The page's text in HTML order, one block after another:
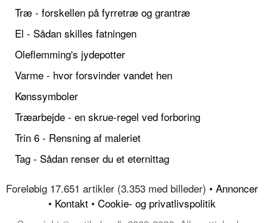
Træ - forskellen på fyrretræ og grantræ
El - Sådan skilles fatningen
Oleflemming's jydepotter
Varme - hvor forsvinder vandet hen
Kønssymboler
Træarbejde - en skrue-regel ved forboring
Trin 6 - Rensning af maleriet
Tag - Sådan renser du et eternittag
Foreløbig 17.651 artikler (3.353 med billeder) • Annoncer
• Kontakt • Cookie- og privatlivspolitik